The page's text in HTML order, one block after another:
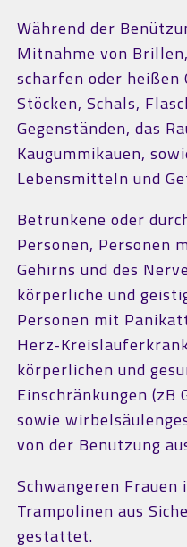
Während der
Mitnahme von
scharfen oder heißen
Stöcken, Schals,
Gegenständen, das
Kaugummikauen,
Lebensmitteln und
Betrunkene oder
Personen, Personen
Gehirns und des
körperliche und
Personen mit
Herz-
körperlichen und
Einschränkungen (zB
sowie
von der Benutzung
Schwangeren Frauen
Trampolinen aus
gestattet.